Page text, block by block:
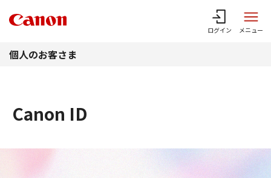
ログイン メニュー
個人のお客さま
Canon ID